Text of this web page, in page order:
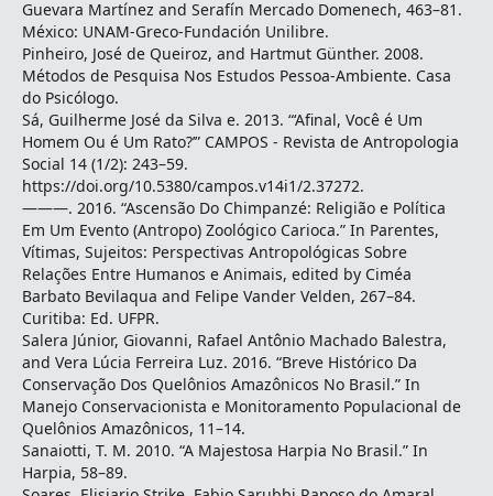
Guevara Martínez and Serafín Mercado Domenech, 463–81.
México: UNAM-Greco-Fundación Unilibre.
Pinheiro, José de Queiroz, and Hartmut Günther. 2008.
Métodos de Pesquisa Nos Estudos Pessoa-Ambiente. Casa
do Psicólogo.
Sá, Guilherme José da Silva e. 2013. “‘Afinal, Você é Um
Homem Ou é Um Rato?’” CAMPOS - Revista de Antropologia
Social 14 (1/2): 243–59.
https://doi.org/10.5380/campos.v14i1/2.37272.
———. 2016. “Ascensão Do Chimpanzé: Religião e Política
Em Um Evento (Antropo) Zoológico Carioca.” In Parentes,
Vítimas, Sujeitos: Perspectivas Antropológicas Sobre
Relações Entre Humanos e Animais, edited by Ciméa
Barbato Bevilaqua and Felipe Vander Velden, 267–84.
Curitiba: Ed. UFPR.
Salera Júnior, Giovanni, Rafael Antônio Machado Balestra,
and Vera Lúcia Ferreira Luz. 2016. “Breve Histórico Da
Conservação Dos Quelônios Amazônicos No Brasil.” In
Manejo Conservacionista e Monitoramento Populacional de
Quelônios Amazônicos, 11–14.
Sanaiotti, T. M. 2010. “A Majestosa Harpia No Brasil.” In
Harpia, 58–89.